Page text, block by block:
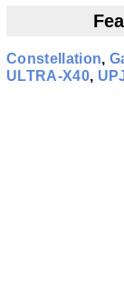
Constellation,
ULTRA-X40,